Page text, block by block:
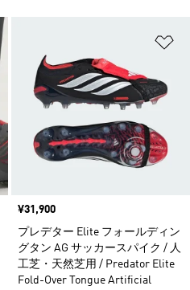
ほしいものリストに追加
価格
¥31,900
プレデター Elite フォールディン
グタン AG サッカースパイク / 人
工芝・天然芝用 / Predator Elite
Fold-Over Tongue Artificial